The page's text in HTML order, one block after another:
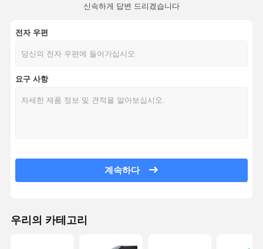
신속하게 답변 드리겠습니다
전자 우편
요구 사항
계속하다
우리의 카테고리